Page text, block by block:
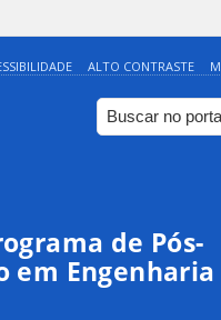
Comunica
Canais
ALTO CONTRASTE
de Pós-
em Engenharia